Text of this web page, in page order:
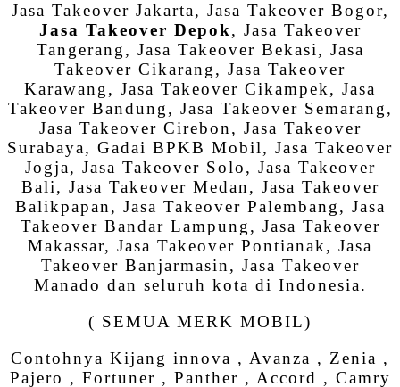
Jasa Takeover Jakarta, Jasa Takeover Bogor,
Jasa Takeover Depok, Jasa Takeover
Tangerang, Jasa Takeover Bekasi, Jasa
Takeover Cikarang, Jasa Takeover
Karawang, Jasa Takeover Cikampek, Jasa
Takeover Bandung, Jasa Takeover Semarang,
Jasa Takeover Cirebon, Jasa Takeover
Surabaya, Gadai BPKB Mobil, Jasa Takeover
Jogja, Jasa Takeover Solo, Jasa Takeover
Bali, Jasa Takeover Medan, Jasa Takeover
Balikpapan, Jasa Takeover Palembang, Jasa
Takeover Bandar Lampung, Jasa Takeover
Makassar, Jasa Takeover Pontianak, Jasa
Takeover Banjarmasin, Jasa Takeover
Manado dan seluruh kota di Indonesia.
( SEMUA MERK MOBIL)
Contohnya Kijang innova , Avanza , Zenia ,
Pajero , Fortuner , Panther , Accord , Camry